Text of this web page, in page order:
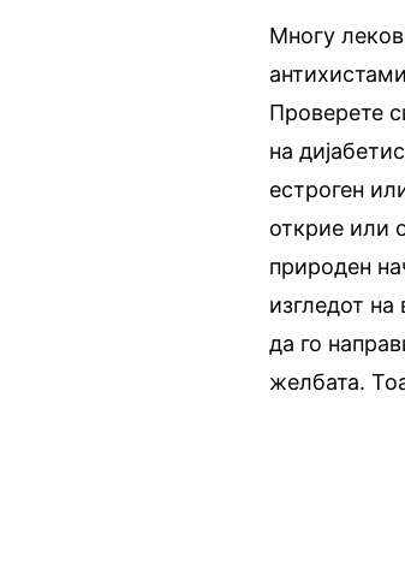
Многу
Проверете
на
естроген
открие или
природен
изгледот на
да го
желбата.